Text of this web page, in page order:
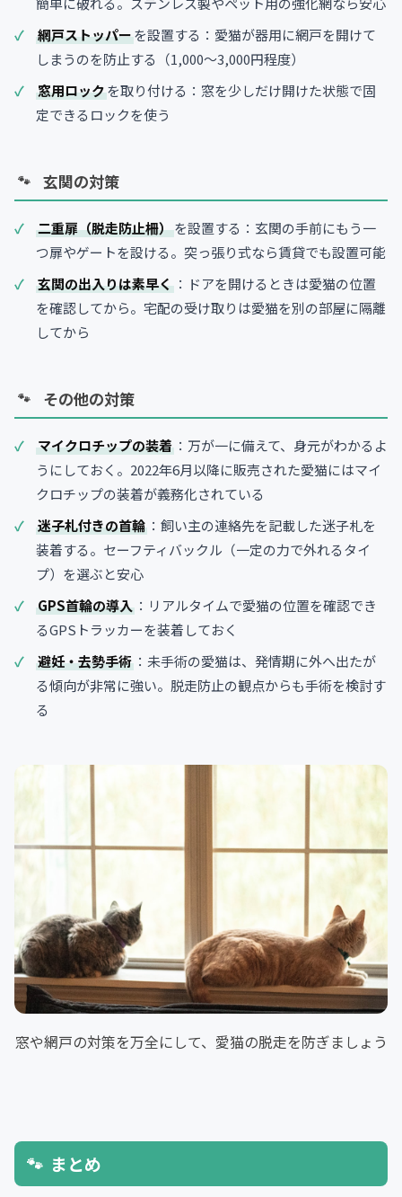
網戸ストッパーを設置する：愛猫が器用に網戸を開けて
しまうのを防止する（1,000〜3,000円程度）
窓用ロックを取り付ける：窓を少しだけ開けた状態で固
定できるロックを使う
玄関の対策
二重扉（脱走防止柵）を設置する：玄関の手前にもう一
つ扉やゲートを設ける。突っ張り式なら賃貸でも設置可能
玄関の出入りは素早く ：ドアを開けるときは愛猫の位置
を確認してから。宅配の受け取りは愛猫を別の部屋に隔離
してから
その他の対策
マイクロチップの装着 ：万が一に備えて、身元がわかるよ
うにしておく。2022年6月以降に販売された愛猫にはマイ
クロチップの装着が義務化されている
迷子札付きの首輪 ：飼い主の連絡先を記載した迷子札を
装着する。セーフティバックル（一定の力で外れるタイ
プ）を選ぶと安心
GPS首輪の導入 ：リアルタイムで愛猫の位置を確認でき
るGPSトラッカーを装着しておく
避妊・去勢手術 ：未手術の愛猫は、発情期に外へ出たが
る傾向が非常に強い。脱走防止の観点からも手術を検討す
る
窓や網戸の対策を万全にして、愛猫の脱走を防ぎましょう
まとめ